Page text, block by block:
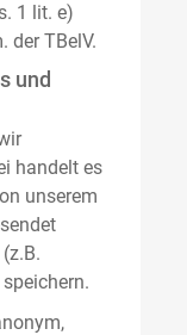
1 lit. e)
der TBelV.
und
handelt es
unserem